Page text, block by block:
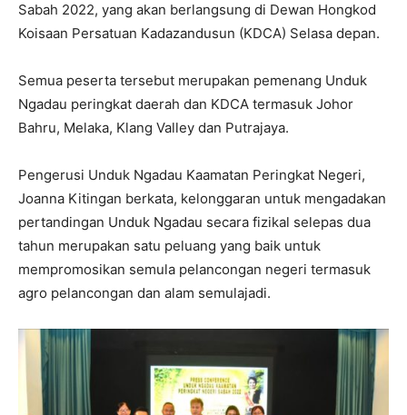
Sabah 2022, yang akan berlangsung di Dewan Hongkod
Koisaan Persatuan Kadazandusun (KDCA) Selasa depan.
Semua peserta tersebut merupakan pemenang Unduk
Ngadau peringkat daerah dan KDCA termasuk Johor
Bahru, Melaka, Klang Valley dan Putrajaya.
Pengerusi Unduk Ngadau Kaamatan Peringkat Negeri,
Joanna Kitingan berkata, kelonggaran untuk mengadakan
pertandingan Unduk Ngadau secara fizikal selepas dua
tahun merupakan satu peluang yang baik untuk
mempromosikan semula pelancongan negeri termasuk
agro pelancongan dan alam semulajadi.